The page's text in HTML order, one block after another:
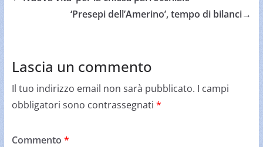
‘Presepi dell’Amerino’, tempo di bilanci→
Lascia un commento
Il tuo indirizzo email non sarà pubblicato. I campi
obbligatori sono contrassegnati *
Commento *